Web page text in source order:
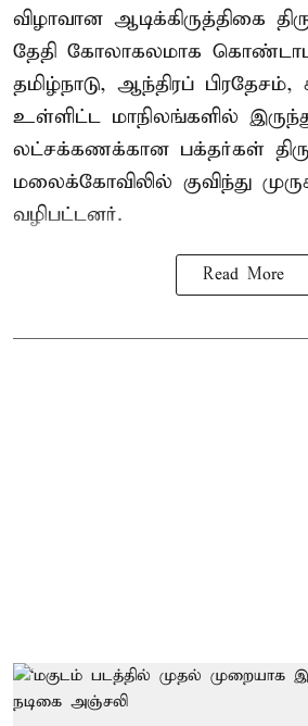
விழாவான ஆடிக்கிருத்திகை
தேதி கோலாகலமாக
தமிழ்நாடு, ஆந்திரப் பிரதேசம்,
உள்ளிட்ட மாநிலங்களில்
லட்சக்கணக்கான பக்தர்கள்
மலைக்கோவிலில் குவிந்து
வழிபட்டனர்.
Read More